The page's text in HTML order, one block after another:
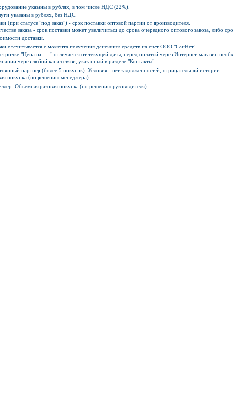
указаны в рублях, в том числе НДС (22%).
указаны в рублях, без НДС.
(при статусе "под заказ") - срок поставки оптовой партии от производителя.
заказа - срок поставки может увеличиться до срока очередного оптового завоза, либо
доставки.
отсчитывается с момента получения денежных средств на счет ООО "СанНет".
"Цена на: ... " отличается от текущей даты, перед оплатой через Интернет-магазин
через любой канал связи, указанный в разделе "Контакты".
партнер (более 5 покупок). Условия - нет задолженностей, отрицательной истории.
покупка (по решению менеджера).
Объемная разовая покупка (по решению руководителя).